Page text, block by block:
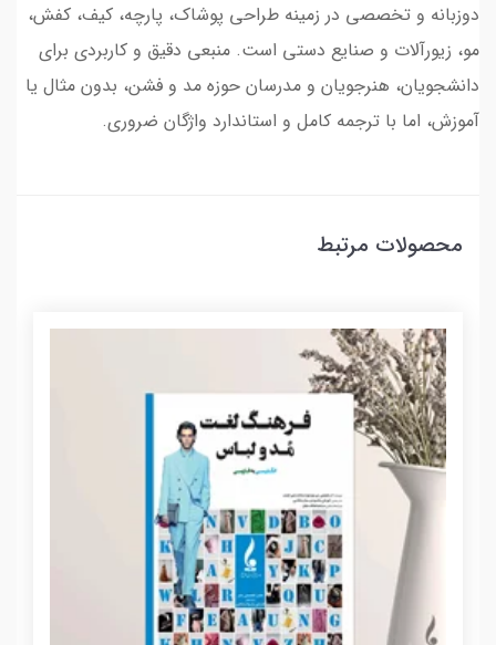
دوزبانه و تخصصی در زمینه طراحی پوشاک، پارچه، کیف، کفش،
مو، زیورآلات و صنایع دستی است. منبعی دقیق و کاربردی برای
دانشجویان، هنرجویان و مدرسان حوزه مد و فشن، بدون مثال یا
آموزش، اما با ترجمه کامل و استاندارد واژگان ضروری.
محصولات مرتبط